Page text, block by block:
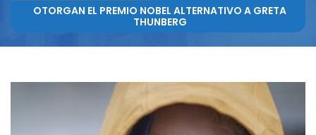
OTORGAN EL PREMIO NOBEL ALTERNATIVO A GRETA
THUNBERG